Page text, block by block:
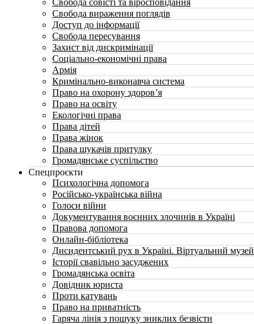
Свобода совісті та віросповідання
Свобода вираження поглядів
Доступ до інформації
Свобода пересування
Захист від дискримінації
Соціально-економічні права
Армія
Кримінально-виконавча система
Право на охорону здоров’я
Право на освіту
Екологічні права
Права дітей
Права жінок
Права шукачів притулку
Громадянське суспільство
Спецпроєкти
Психологічна допомога
Російсько-українська війна
Голоси війни
Документування воєнних злочинів в Україні
Правова допомога
Онлайн-бібліотека
Дисидентський рух в Україні. Віртуальний музей
Історії свавільно засуджених
Громадянська освіта
Довідник юриста
Проти катувань
Право на приватність
Гаряча лінія з пошуку зниклих безвісти